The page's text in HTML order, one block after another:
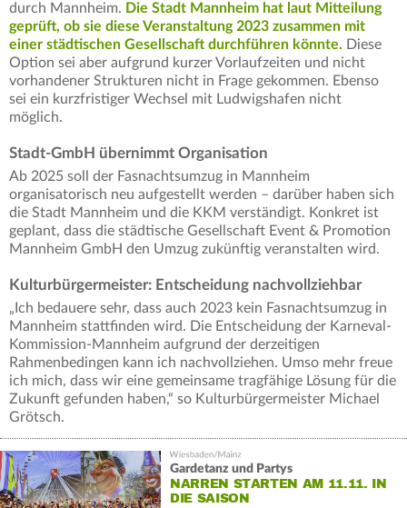
durch Mannheim. Die Stadt Mannheim hat laut Mitteilung
geprüft, ob sie diese Veranstaltung 2023 zusammen mit
einer städtischen Gesellschaft durchführen könnte. Diese
Option sei aber aufgrund kurzer Vorlaufzeiten und nicht
vorhandener Strukturen nicht in Frage gekommen. Ebenso
sei ein kurzfristiger Wechsel mit Ludwigshafen nicht
möglich.
Stadt-GmbH übernimmt Organisation
Ab 2025 soll der Fasnachtsumzug in Mannheim
organisatorisch neu aufgestellt werden – darüber haben sich
die Stadt Mannheim und die KKM verständigt. Konkret ist
geplant, dass die städtische Gesellschaft Event & Promotion
Mannheim GmbH den Umzug zukünftig veranstalten wird.
Kulturbürgermeister: Entscheidung nachvollziehbar
„Ich bedauere sehr, dass auch 2023 kein Fasnachtsumzug in
Mannheim stattfinden wird. Die Entscheidung der Karneval-
Kommission-Mannheim aufgrund der derzeitigen
Rahmenbedingen kann ich nachvollziehen. Umso mehr freue
ich mich, dass wir eine gemeinsame tragfähige Lösung für die
Zukunft gefunden haben,“ so Kulturbürgermeister Michael
Grötsch.
Gardetanz und Partys
NARREN STARTEN AM 11.11. IN
DIE SAISON